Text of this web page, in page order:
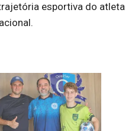
esportiva do atleta